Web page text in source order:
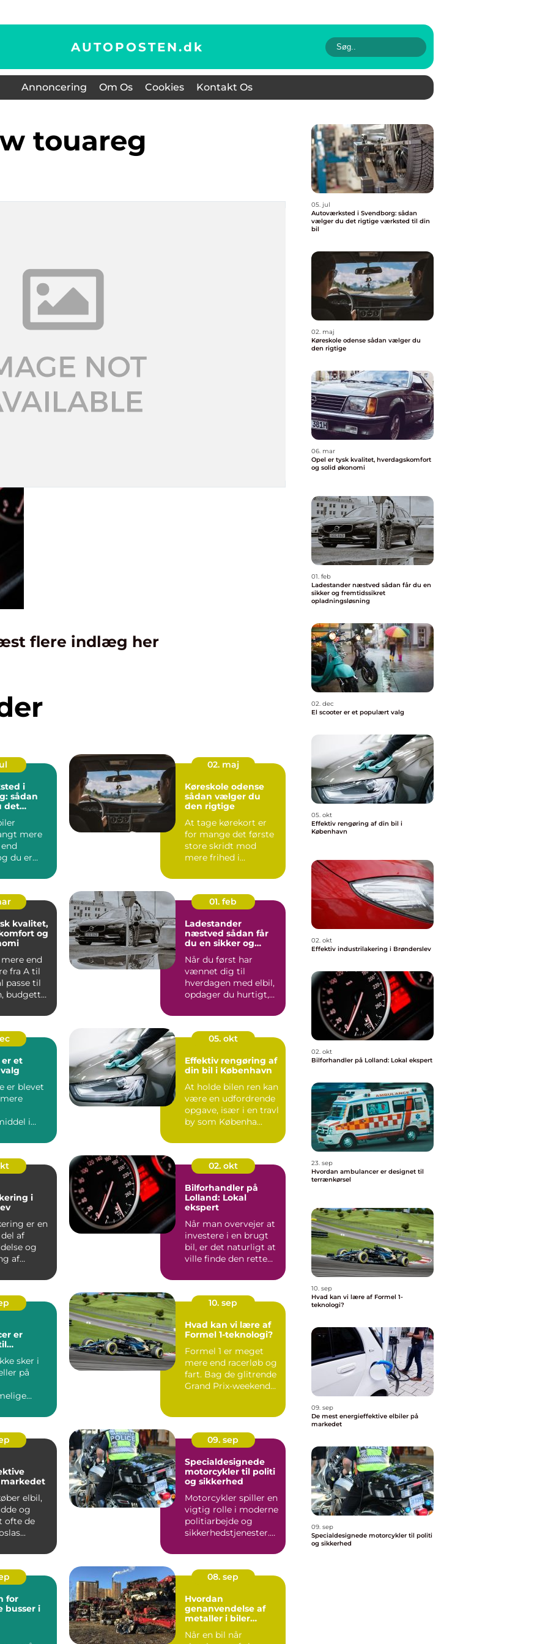
AUTOPOSTEN.dk
Annoncering Om Os Cookies Kontakt Os
vw touareg
flere indlæg her
i
sådan
det
mere
du er
02. maj
Køreskole odense
sådan vælger du
den rigtige
At tage kørekort er
for mange det første
store skridt mod
mere frihed i
markedet for ...
kvalitet,
og
end
fra A til
passe til
budgettet
01. feb
Ladestander
næstved sådan får
du en sikker og
opladningsløsning
Når du først har
vænnet dig til
hverdagen med elbil,
opdager du hurtigt,
og hu...
er et
er blevet
i
05. okt
Effektiv rengøring af
din bil i København
At holde bilen ren kan
være en udfordrende
opgave, især i en travl
by som Københa...
i
er en
af
og
af
02. okt
Bilforhandler på
Lolland: Lokal
ekspert
Når man overvejer at
investere i en brugt
bil, er det naturligt at
ville finde den rette
er
sker i
på
10. sep
Hvad kan vi lære af
Formel 1-teknologi?
Formel 1 er meget
mere end racerløb og
fart. Bag de glitrende
Grand Prix-weekender
elbil,
og
ofte de
09. sep
Specialdesignede
motorcykler til politi
og sikkerhed
Motorcykler spiller en
vigtig rolle i moderne
politiarbejde og
sikkerhedstjenester.
for
busser i
08. sep
Hvordan
genanvendelse af
metaller i biler
Når en bil når
05. jul
Autoværksted i Svendborg: sådan
vælger du det rigtige værksted til din
bil
02. maj
Køreskole odense sådan vælger du
den rigtige
06. mar
Opel er tysk kvalitet, hverdagskomfort
og solid økonomi
01. feb
Ladestander næstved sådan får du en
sikker og fremtidssikret
opladningsløsning
02. dec
El scooter er et populært valg
05. okt
Effektiv rengøring af din bil i
København
02. okt
Effektiv industrilakering i Brønderslev
02. okt
Bilforhandler på Lolland: Lokal ekspert
23. sep
Hvordan ambulancer er designet til
terrænkørsel
10. sep
Hvad kan vi lære af Formel 1-
teknologi?
09. sep
De mest energieffektive elbiler på
markedet
09. sep
Specialdesignede motorcykler til politi
og sikkerhed